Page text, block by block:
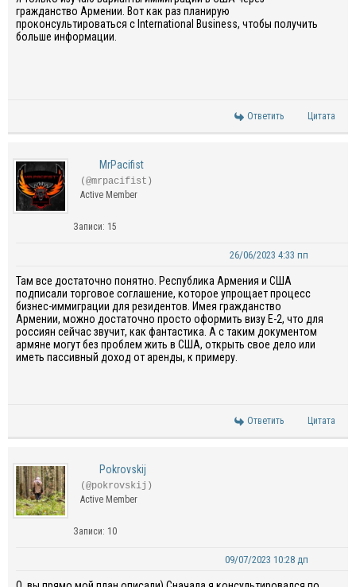
гражданство Армении. Вот как раз планирую
проконсультироваться с International Business, чтобы получить
больше информации.
Ответить Цитата
MrPacifist
(@mrpacifist)
Active Member
Записи: 15
26/06/2023 4:33 пп
Там все достаточно понятно. Республика Армения и США
подписали торговое соглашение, которое упрощает процесс
бизнес-иммиграции для резидентов. Имея гражданство
Армении, можно достаточно просто оформить визу E-2, что для
россиян сейчас звучит, как фантастика. А с таким документом
армяне могут без проблем жить в США, открыть свое дело или
иметь пассивный доход от аренды, к примеру.
Ответить Цитата
Pokrovskij
(@pokrovskij)
Active Member
Записи: 10
09/07/2023 10:28 дп